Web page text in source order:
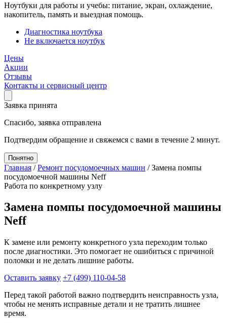
Ноутбуки для работы и учебы: питание, экран, охлаждение,
накопитель, память и выездная помощь.
Диагностика ноутбука
Не включается ноутбук
Цены
Акции
Отзывы
Контакты и сервисный центр
Заявка принята
Спасибо, заявка отправлена
Подтвердим обращение и свяжемся с вами в течение 2 минут.
Понятно
Главная /Ремонт посудомоечных машин /Замена помпы
посудомоечной машины Neff
Работа по конкретному узлу
Замена помпы посудомоечной машины
Neff
К замене или ремонту конкретного узла переходим только
после диагностики. Это помогает не ошибиться с причиной
поломки и не делать лишние работы.
Оставить заявку +7 (499) 110-04-58
Перед такой работой важно подтвердить неисправность узла,
чтобы не менять исправные детали и не тратить лишнее
время.